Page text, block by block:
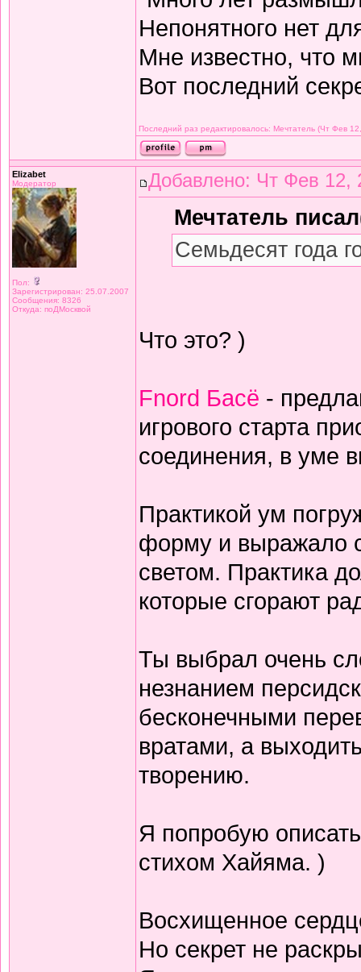
Непонятного нет
Мне известно, что
Вот последний
Последний раз редактировалось: Мечтатель (Чт Фев
Elizabet
Модератор
Пол:
Зарегистрирован: 25.07.2007
Сообщения: 8326
Откуда: поДМосквой
Добавлено: Чт Фев 12,
Мечтатель
Семьдесят года
Что это? )
Fnord Басё -
игрового старта
соединения, в уме
Практикой ум
форму и выражало
светом. Практика
которые сгорают
Ты выбрал очень
незнанием
бесконечными
вратами, а
творению.
Я попробую
стихом Хайяма. )
Восхищенное
Но секрет не